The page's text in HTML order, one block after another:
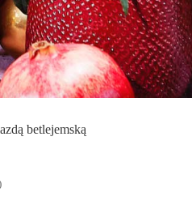
betlejemską